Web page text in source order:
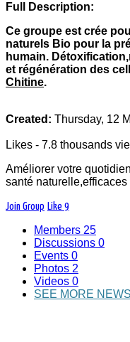
7.8
follow the
Group
Ce groupe est
traitement du
etrégénération
laChitine
Full Description:
Ce groupe est crée
naturels Bio pour la
humain.
et régénération des
Chitine.
Created: Thursday, 12
Likes - 7.8 thousands
Améliorer votre
santé naturelle,efficaces
Join Group Like 9
Members 25
Discussions 0
Events 0
Photos 2
Videos 0
SEE MORE NEWS